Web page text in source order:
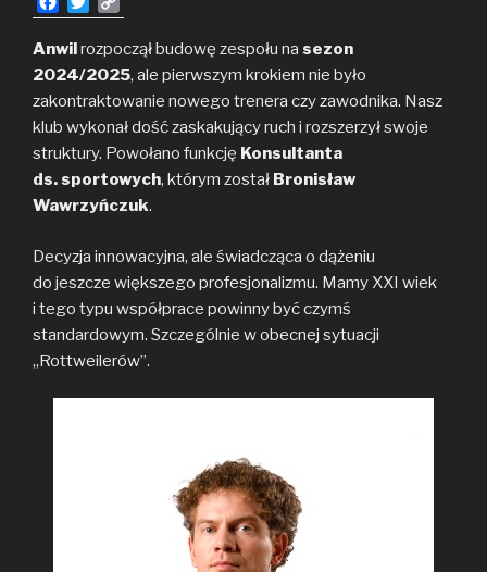
a
c
e
o
o
k
w
i
t
e
r
o
p
y
i
n
k
Anwilrozpoczął budowę zespołu na sezon
2024/2025, ale pierwszym krokiem nie było
zakontraktowanie nowego trenera czy zawodnika. Nasz
klub wykonał dość zaskakujący ruch i rozszerzył swoje
struktury. Powołano funkcję Konsultanta
ds. sportowych, którym został Bronisław
Wawrzyńczuk.
Decyzja innowacyjna, ale świadcząca o dążeniu
do jeszcze większego profesjonalizmu. Mamy XXI wiek
i tego typu współprace powinny być czymś
standardowym. Szczególnie w obecnej sytuacji
„Rottweilerów”.